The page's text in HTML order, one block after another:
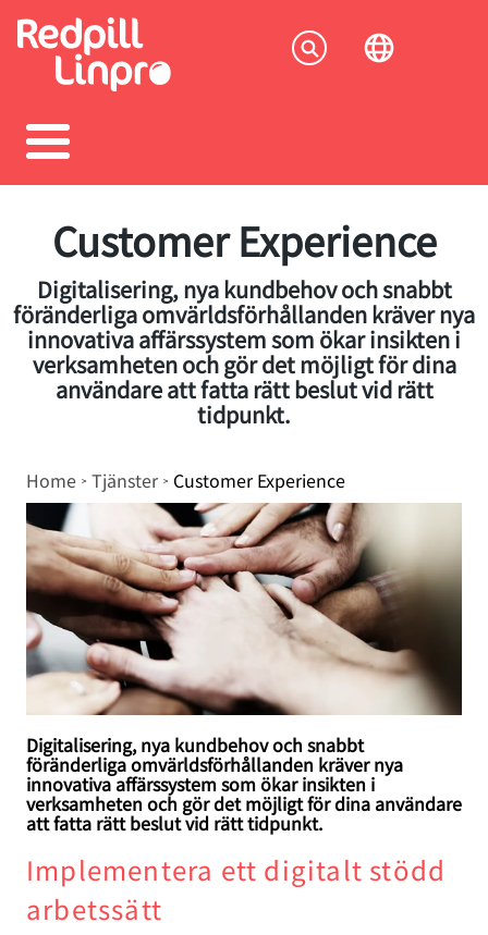
main
Customer Experience
Digitalisering, nya kundbehov och snabbt
föränderliga omvärldsförhållanden kräver nya
innovativa affärssystem som ökar insikten i
verksamheten och gör det möjligt för dina
användare att fatta rätt beslut vid rätt
tidpunkt.
Breadcrumb
Home Tjänster Customer Experience
Digitalisering, nya kundbehov och snabbt
föränderliga omvärldsförhållanden kräver nya
innovativa affärssystem som ökar insikten i
verksamheten och gör det möjligt för dina användare
att fatta rätt beslut vid rätt tidpunkt.
Implementera ett digitalt stödd
arbetssätt